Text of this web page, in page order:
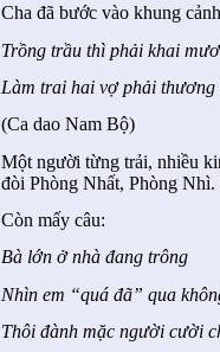
Cha đã bước vào khung
Trồng trầu thì phải khai
Làm trai hai vợ phải thương
(Ca dao Nam Bộ)
Một người từng trải, nhiều
đòi Phòng Nhất, Phòng
Còn mấy câu:
Bà lớn ở nhà đang trông
Nhìn em “quá đã” qua
Thôi đành mặc người cười